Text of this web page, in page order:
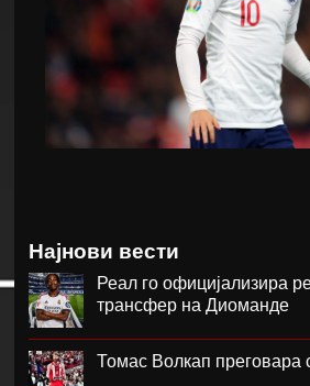
Најнови вести
Реал го официјализира
трансфер на Диоманде
Томас Волкап преговара